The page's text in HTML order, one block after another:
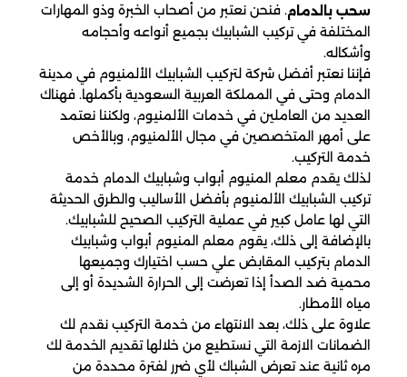
سحب بالدمام. فنحن نعتبر من أصحاب الخبرة وذو المهارات
المختلفة في تركيب الشبابيك بجميع أنواعه وأحجامه
وأشكاله.
فإننا نعتبر أفضل شركة لتركيب الشبابيك الألمنيوم في مدينة
الدمام وحتى في المملكة العربية السعودية بأكملها. فهناك
العديد من العاملين في خدمات الألمنيوم، ولكننا نعتمد
على أمهر المتخصصين في مجال الألمنيوم، وبالأخص
خدمة التركيب.
لذلك يقدم معلم المنيوم أبواب وشبابيك الدمام خدمة
تركيب الشبابيك الألمنيوم بأفضل الأساليب والطرق الحديثة
التي لها عامل كبير في عملية التركيب الصحيح للشبابيك.
بالإضافة إلى ذلك، يقوم معلم المنيوم أبواب وشبابيك
الدمام بتركيب المقابض علي حسب اختيارك وجميعها
محمية ضد الصدأ إذا تعرضت إلى الحرارة الشديدة أو إلى
مياه الأمطار.
علاوة على ذلك، بعد الانتهاء من خدمة التركيب نقدم لك
الضمانات الازمة التي نستطيع من خلالها تقديم الخدمة لك
مره ثانية عند تعرض الشباك لأي ضرر لفترة محددة من